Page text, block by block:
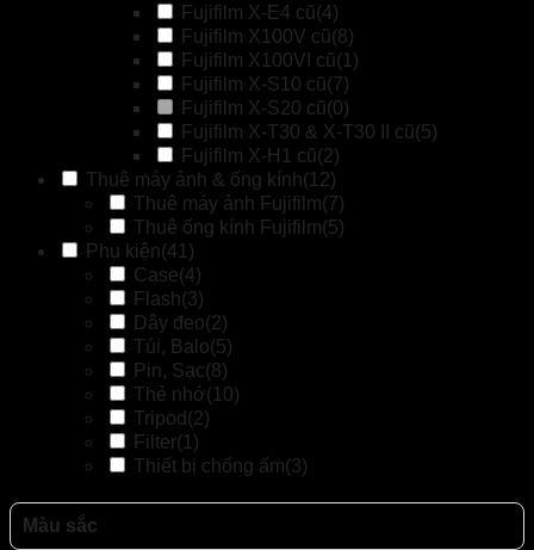
Fujifilm X-E4 cũ(4)
Fujifilm X100V cũ(8)
Fujifilm X100VI cũ(1)
Fujifilm X-S10 cũ(7)
Fujifilm X-S20 cũ(0)
Fujifilm X-T30 & X-T30 II cũ(5)
Fujifilm X-H1 cũ(2)
Thuê máy ảnh & ống kính(12)
Thuê máy ảnh Fujifilm(7)
Thuê ống kính Fujifilm(5)
Phụ kiện(41)
Case(4)
Flash(3)
Dây đeo(2)
Túi, Balo(5)
Pin, Sạc(8)
Thẻ nhớ(10)
Tripod (2)
Filter(1)
Thiết bị chống ấm(3)
Màu sắc